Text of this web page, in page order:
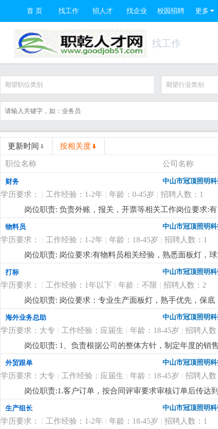
首 页 找工作 招人才 找企业 校园招聘 更多
找工作
期望职位类别 期望行业类别
更新时间 按相关度
职位名称 公司名称
财务 中山市冠顶照明
学历要求： | 工作经验：1-2年 | 年龄：0-45岁 | 招聘人数：1
岗位职责: 负责外账，报关，开票等相关工作岗位要求:
物料员 中山市冠顶照明
学历要求： | 工作经验：1-2年 | 年龄：18-45岁 | 招聘人数：1
岗位职责: 岗位要求:有物料员相关经验，熟悉面板灯，
打标 中山市冠顶照明
学历要求： | 工作经验：1年以下 | 年龄：不限 | 招聘人数：2
岗位职责: 岗位要求：专业生产面板灯，熟手优先，保
吃包住，不吃不住补贴400元，每月设有全勤奖100/月
海外业务总助 中山市冠顶照明
学历要求：大专 | 工作经验：应届生 | 年龄：18-45岁 | 招聘人数
岗位职责: 1、负责根据公司的整体方针，制定年度的销
2、负责开拓新客户，维护老客户，对新老客户进行公
员协调各个部门的关系，使业务工作可以畅通进行；4
排、业务培训等，并对业务员的工作方式进行指导，监
完成情况对其进行考核，向公司提交业务人员的奖惩建
实施各种促销、宣传活动。岗位要求:1.男性，18-45岁
作地点在国外，薪资10000+，具体的以面谈为准更详细...
外贸跟单 中山市冠顶照明
学历要求：大专 | 工作经验：应届生 | 年龄：18-45岁 | 招聘人数
岗位职责:1.客户订单，按合同评审要求审核订单后传达
2.根据生产部反馈信息掌握生产进度及欠料、品质问题
安排生产，跟踪样品进度及客户确认结果。安排送样、
知相关部门5.客户资信、客户订单、文件分发的整理和
生产组长 中山市冠顶照明
学历要求： | 工作经验：1-2年 | 年龄：18-45岁 | 招聘人数：1